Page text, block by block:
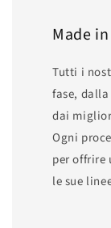
Made
Tutti i
fase,
dai
Ogni
per
le sue